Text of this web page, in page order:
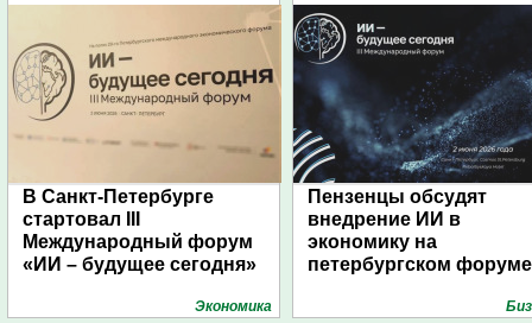
В Санкт-Петербурге
стартовал III
Международный форум
«ИИ – будущее сегодня»
Экономика
Пензенцы обсудят
внедрение ИИ в
экономику на
петербургском форуме